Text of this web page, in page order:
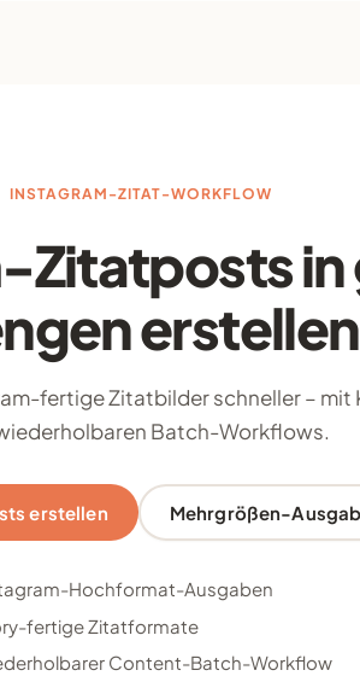
INSTAGRAM-ZITAT-WORKFLOW
Zitatposts in
erstellen
fertige Zitatbilder schneller – mit
Batch-Workflows.
erstellen Mehrgrößen-
Hochformat-Ausgaben
fertige Zitatformate
Content-Batch-Workflow